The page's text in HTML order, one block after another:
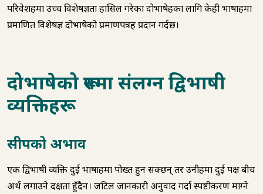
परिवेशहरूमा उच्च विशेषज्ञता हासिल गरेका दोभाषेहरूका लागि केही भाषाहरूमा
प्रमाणित विशेषज्ञ दोभाषेको प्रमाणपत्रहरू प्रदान गर्दछ।
दोभाषेको रूपमा संलग्न द्विभाषी
व्यक्तिहरू
सीपको अभाव
एक द्विभाषी व्यक्ति दुई भाषाहरूमा पोख्त हुन सक्छन् तर उनीहरूमा दुई पक्ष बीच
अर्थ लगाउने दक्षता हुँदैन। जटिल जानकारी अनुवाद गर्दा स्पष्टीकरण माग्ने